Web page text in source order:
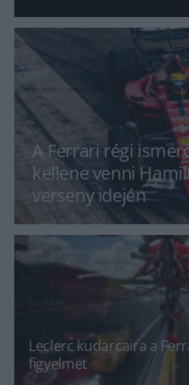
A Ferrari régi
kellene venni
verseny idején
Leclerc kudarcaira a
figyelmet